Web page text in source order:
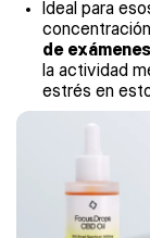
Ideal para
de exámenes
la actividad
estrés en